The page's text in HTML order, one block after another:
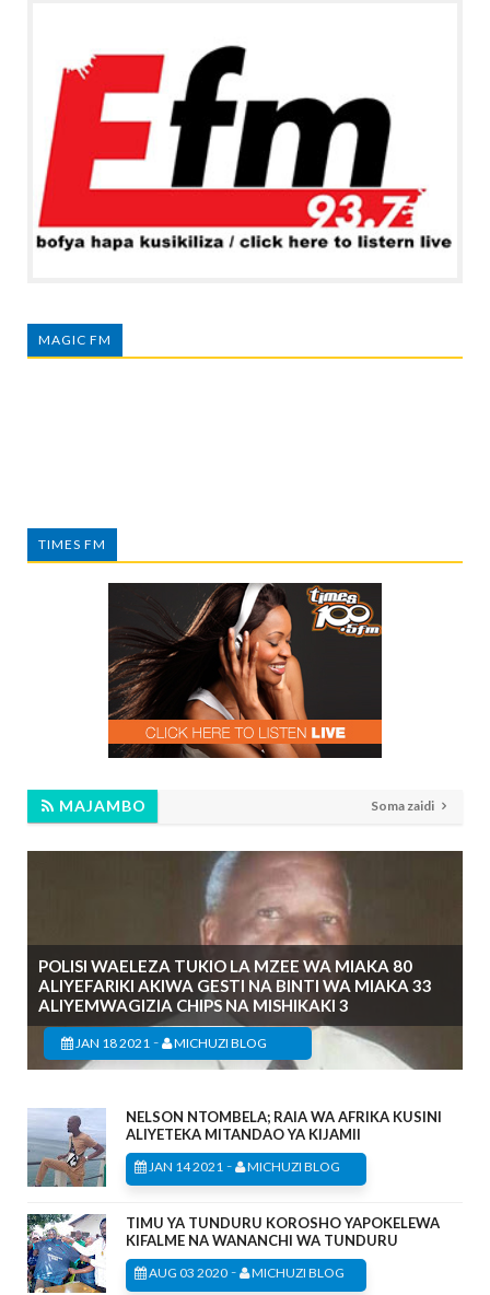
MAGIC FM
TIMES FM
MAJAMBO Soma zaidi
POLISI WAELEZA TUKIO LA MZEE WA MIAKA 80
ALIYEFARIKI AKIWA GESTI NA BINTI WA MIAKA 33
ALIYEMWAGIZIA CHIPS NA MISHIKAKI 3
JAN 18 2021 - MICHUZI BLOG
NELSON NTOMBELA; RAIA WA AFRIKA KUSINI
ALIYETEKA MITANDAO YA KIJAMII
JAN 14 2021 - MICHUZI BLOG
TIMU YA TUNDURU KOROSHO YAPOKELEWA
KIFALME NA WANANCHI WA TUNDURU
AUG 03 2020 - MICHUZI BLOG